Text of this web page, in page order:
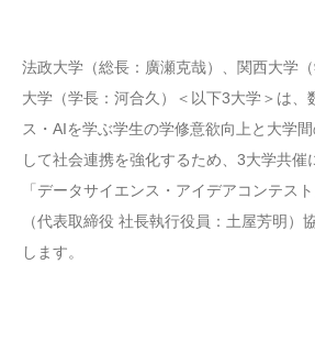
法政大学（総長：廣瀬克哉）、関西大学
大学（学長：河合久）＜以下3大学＞は、
ス・AIを学ぶ学生の学修意欲向上と大学
して社会連携を強化するため、3大学共催
「データサイエンス・アイデアコンテス
（代表取締役 社長執行役員：土屋芳明）
します。